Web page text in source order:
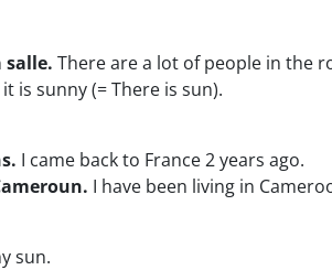
salle. There are a lot of people in the
is sunny (= There is sun).
I came back to France 2 years ago.
I have been living in
sun.